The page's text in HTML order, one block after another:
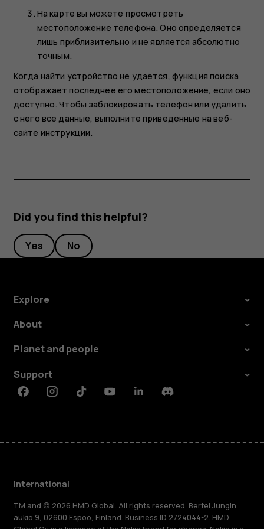
На карте вы можете просмотреть
местоположение телефона. Оно определяется
лишь приблизительно и не является абсолютно
точным.
Когда найти устройство не удается, функция поиска
отображает последнее его местоположение, если оно
доступно. Чтобы заблокировать телефон или удалить
с него все данные, выполните приведенные на веб-
сайте инструкции.
Did you find this helpful?
Yes No
Explore
About
Planet and people
Support
FacebookInstagramTiktokYoutubeLinkedinDiscord
International
TM and © 2026 HMD Global. All rights reserved. Bertel Jungin
aukio 9, 02600 Espoo, Finland. Business ID 2724044-2. HMD